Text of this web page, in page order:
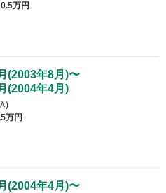
.5万円
(2003年8月 )〜
(2004年4月 )
)
万円
(2004年4月 )〜